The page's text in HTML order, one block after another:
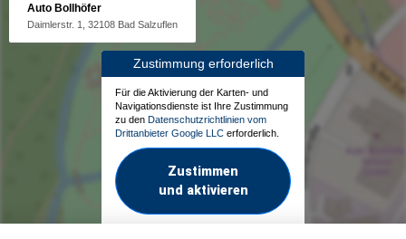
Auto Bollhöfer
Daimlerstr. 1, 32108 Bad Salzuflen
Zustimmung erforderlich
Für die Aktivierung der Karten- und
Navigationsdienste ist Ihre Zustimmung
zu den Datenschutzrichtlinien vom
Drittanbieter Google LLC erforderlich.
Zustimmen
und aktivieren